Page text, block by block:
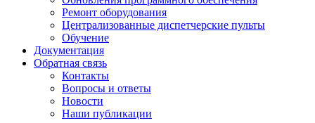
Ремонт оборудования
Централизованные диспетчерские пульты
Обучение
Документация
Обратная связь
Контакты
Вопросы и ответы
Новости
Наши публикации